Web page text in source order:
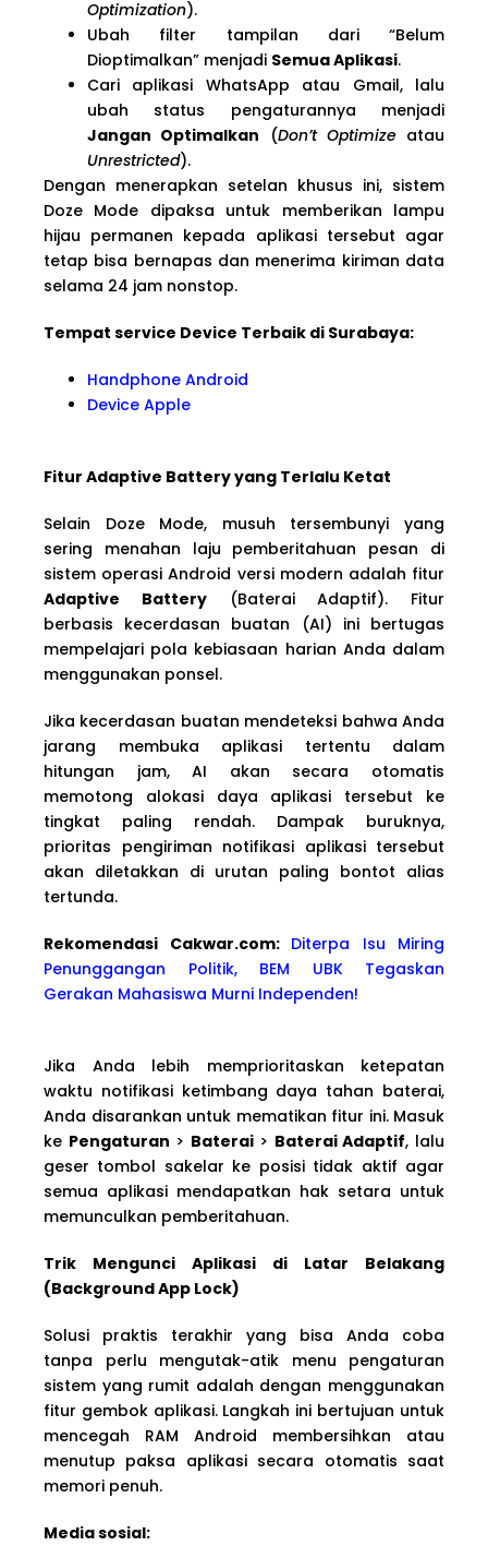
Optimization).
Ubah filter tampilan dari “Belum
Dioptimalkan” menjadi Semua Aplikasi.
Cari aplikasi WhatsApp atau Gmail, lalu
ubah status pengaturannya menjadi
Jangan Optimalkan (Don’t Optimizeatau
Unrestricted).
Dengan menerapkan setelan khusus ini, sistem
Doze Mode dipaksa untuk memberikan lampu
hijau permanen kepada aplikasi tersebut agar
tetap bisa bernapas dan menerima kiriman data
selama 24 jam nonstop.
Tempat service Device Terbaik di Surabaya:
Handphone Android
Device Apple
Fitur Adaptive Battery yang Terlalu Ketat
Selain Doze Mode, musuh tersembunyi yang
sering menahan laju pemberitahuan pesan di
sistem operasi Android versi modern adalah fitur
Adaptive Battery(Baterai Adaptif). Fitur
berbasis kecerdasan buatan (AI) ini bertugas
mempelajari pola kebiasaan harian Anda dalam
menggunakan ponsel.
Jika kecerdasan buatan mendeteksi bahwa Anda
jarang membuka aplikasi tertentu dalam
hitungan jam, AI akan secara otomatis
memotong alokasi daya aplikasi tersebut ke
tingkat paling rendah. Dampak buruknya,
prioritas pengiriman notifikasi aplikasi tersebut
akan diletakkan di urutan paling bontot alias
tertunda.
Rekomendasi Cakwar.com: Diterpa Isu Miring
Penunggangan Politik, BEM UBK Tegaskan
Gerakan Mahasiswa Murni Independen!
Jika Anda lebih memprioritaskan ketepatan
waktu notifikasi ketimbang daya tahan baterai,
Anda disarankan untuk mematikan fitur ini. Masuk
ke Pengaturan > Baterai> Baterai Adaptif, lalu
geser tombol sakelar ke posisi tidak aktif agar
semua aplikasi mendapatkan hak setara untuk
memunculkan pemberitahuan.
Trik Mengunci Aplikasi di Latar Belakang
(Background App Lock)
Solusi praktis terakhir yang bisa Anda coba
tanpa perlu mengutak-atik menu pengaturan
sistem yang rumit adalah dengan menggunakan
fitur gembok aplikasi. Langkah ini bertujuan untuk
mencegah RAM Android membersihkan atau
menutup paksa aplikasi secara otomatis saat
memori penuh.
Media sosial: